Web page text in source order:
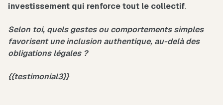
investissement qui renforce tout le collectif.
Selon toi, quels gestes ou comportements simples
favorisent une inclusion authentique, au-delà des
obligations légales ?
{{testimonial3}}